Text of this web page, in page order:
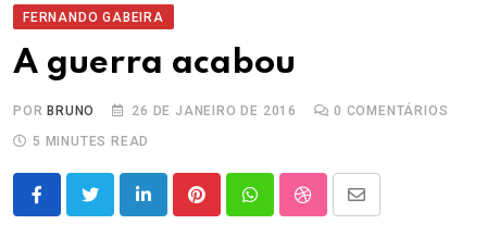
FERNANDO GABEIRA
A guerra acabou
POR BRUNO 26 DE JANEIRO DE 2016 0 COMENTÁRIOS
5 MINUTES READ
LinkedInPinterestWhatsappStumbleUpon
Share